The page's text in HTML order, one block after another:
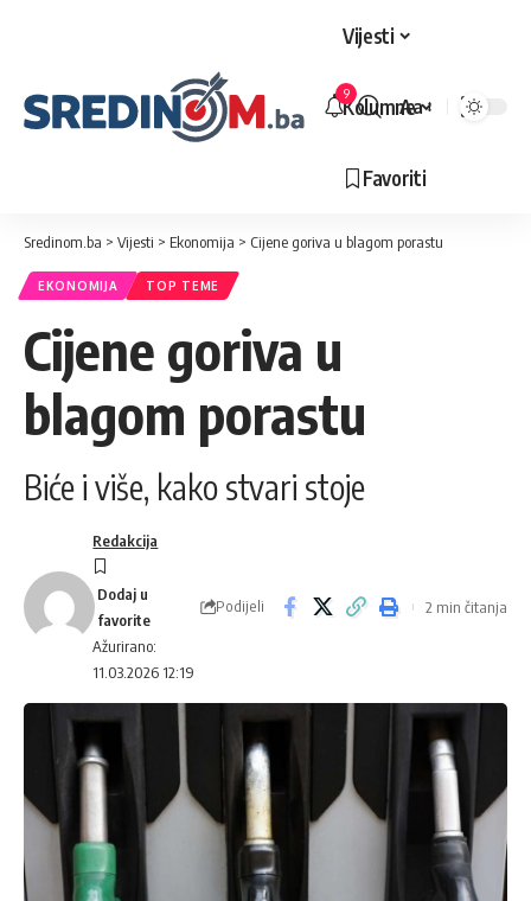
Vijesti
Kolumne
Favoriti
9
Veličina
Aa
Sredinom.ba > Vijesti > Ekonomija > Cijene goriva u blagom porastu
EKONOMIJA TOP TEME
Cijene goriva u
blagom porastu
Biće i više, kako stvari stoje
Ažurirano:
11.03.2026 12:19
Redakcija
Podijeli 2 min čitanja